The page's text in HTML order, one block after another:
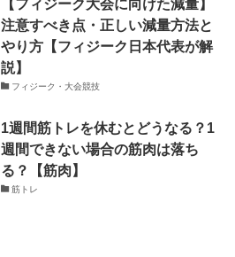
【フィジーク大会に向けた減量】
注意すべき点・正しい減量方法と
やり方【フィジーク日本代表が解
説】
フィジーク・大会競技
1週間筋トレを休むとどうなる？1
週間できない場合の筋肉は落ち
る？【筋肉】
筋トレ